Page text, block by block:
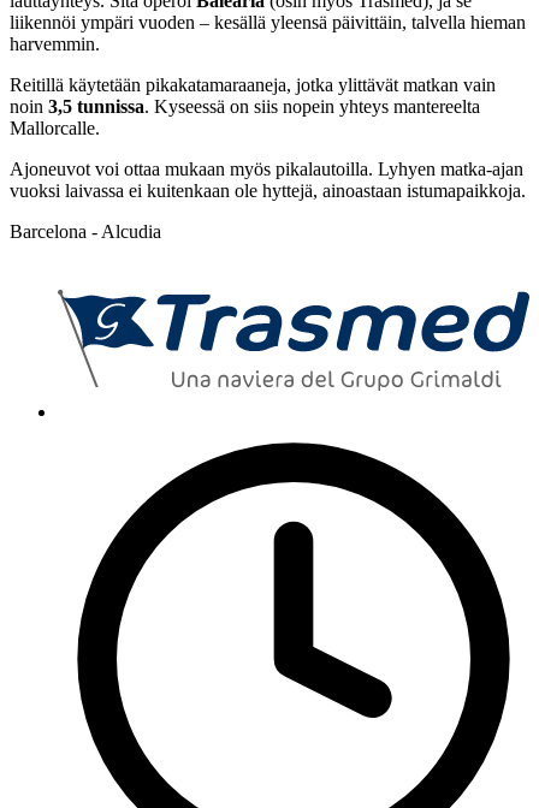
liikennöi ympäri vuoden – kesällä yleensä päivittäin, talvella hieman
harvemmin.
Reitillä käytetään pikakatamaraaneja, jotka ylittävät matkan vain
noin 3,5 tunnissa. Kyseessä on siis nopein yhteys mantereelta
Mallorcalle.
Ajoneuvot voi ottaa mukaan myös pikalautoilla. Lyhyen matka-ajan
vuoksi laivassa ei kuitenkaan ole hyttejä, ainoastaan istumapaikkoja.
Barcelona - Alcudia